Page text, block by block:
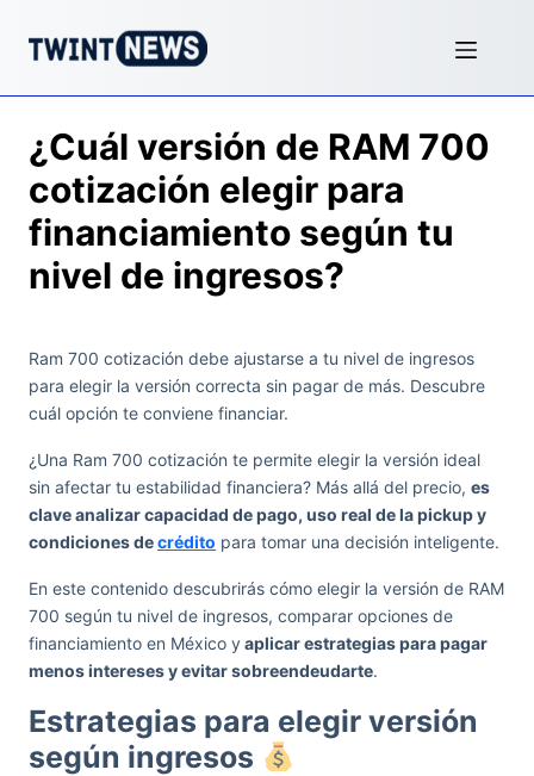
¿Cuál versión de RAM 700
cotización elegir para
financiamiento según tu
nivel de ingresos?
Ram 700 cotización debe ajustarse a tu nivel de ingresos
para elegir la versión correcta sin pagar de más. Descubre
cuál opción te conviene financiar.
¿Una Ram 700 cotización te permite elegir la versión ideal
sin afectar tu estabilidad financiera? Más allá del precio, es
clave analizar capacidad de pago, uso real de la pickup y
condiciones decrédito para tomar una decisión inteligente.
En este contenido descubrirás cómo elegir la versión de RAM
700 según tu nivel de ingresos, comparar opciones de
financiamiento en México yaplicar estrategias para pagar
menos intereses y evitar sobreendeudarte.
Estrategias para elegir versión
según ingresos